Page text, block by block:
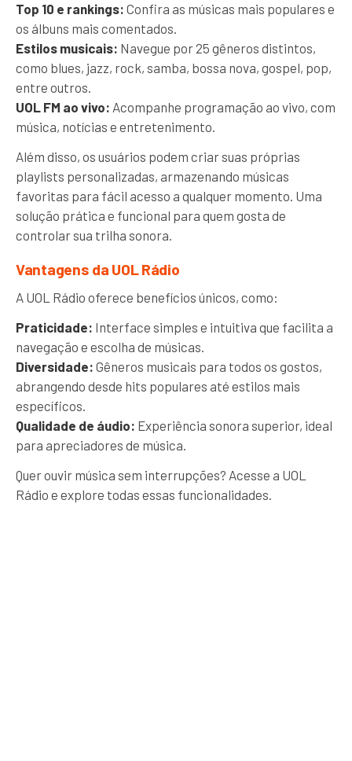
Top 10 e rankings: Confira as músicas mais populares e
os álbuns mais comentados.
Estilos musicais: Navegue por 25 gêneros distintos,
como blues, jazz, rock, samba, bossa nova, gospel, pop,
entre outros.
UOL FM ao vivo: Acompanhe programação ao vivo, com
música, notícias e entretenimento.
Além disso, os usuários podem criar suas próprias
playlists personalizadas, armazenando músicas
favoritas para fácil acesso a qualquer momento. Uma
solução prática e funcional para quem gosta de
controlar sua trilha sonora.
Vantagens da UOL Rádio
A UOL Rádio oferece benefícios únicos, como:
Praticidade: Interface simples e intuitiva que facilita a
navegação e escolha de músicas.
Diversidade: Gêneros musicais para todos os gostos,
abrangendo desde hits populares até estilos mais
específicos.
Qualidade de áudio: Experiência sonora superior, ideal
para apreciadores de música.
Quer ouvir música sem interrupções? Acesse a UOL
Rádio e explore todas essas funcionalidades.